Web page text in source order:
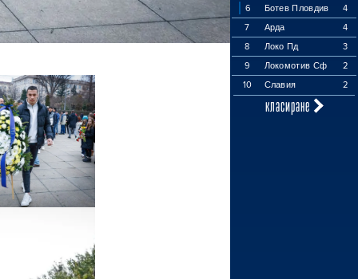
6
Ботев Пловдив
4
7
Арда
4
8
Локо Пд
3
9
Локомотив Сф
2
10
Славия 2
класиране